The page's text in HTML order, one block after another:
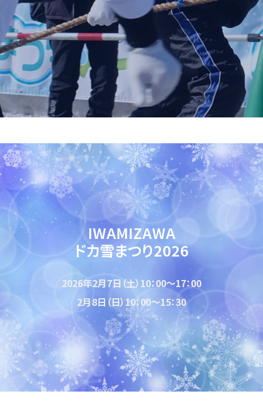
IWAMIZAWA
ドカ雪まつり2026
2026年2月7日（土）10：00～17：00
2月8日（日）10：00～15：30